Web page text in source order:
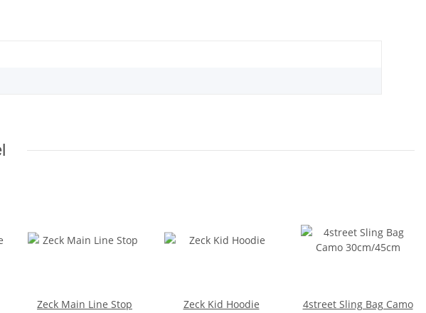
Zeck Main Line Stop Zeck Kid Hoodie
4street Sling Bag Camo